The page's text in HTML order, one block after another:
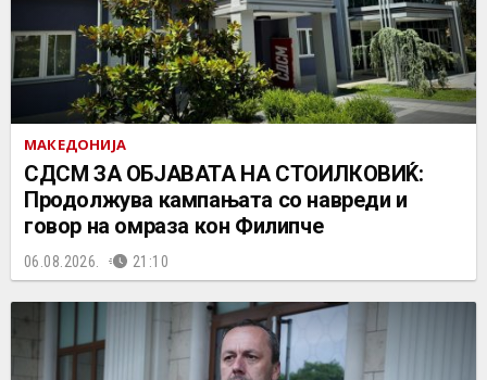
МАКЕДОНИЈА
СДСМ ЗА ОБЈАВАТА НА СТОИЛКОВИЌ:
Продолжува кампањата со навреди и
говор на омраза кон Филипче
06.08.2026. 21:10